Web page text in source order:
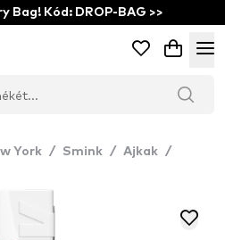
Bag! Kód: DROP-BAG >>
York / Smink / Ajkak /